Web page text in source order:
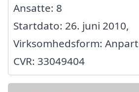
Ansatte: 8
Startdato: 26. juni 2010,
Virksomhedsform:
CVR: 33049404